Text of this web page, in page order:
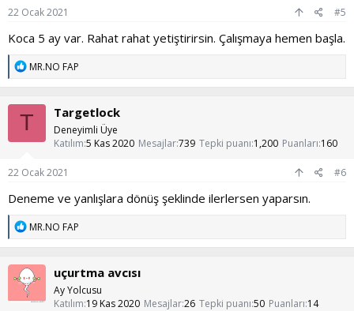
22 Ocak 2021 #5
Koca 5 ay var. Rahat rahat yetiştirirsin. Çalışmaya hemen başla.
T
p
k
i
e
MR.NO FAP
T Targetlock
Deneyimli Üye
Katılım 5 Kas 2020 Mesajlar739 Tepki puanı 1,200 Puanları 160
22 Ocak 2021 #6
Deneme ve yanlışlara dönüş şeklinde ilerlersen yaparsın.
T
p
k
i
l
e
MR.NO FAP
uçurtma avcısı
Ay Yolcusu
Katılım 19 Kas 2020 Mesajlar26 Tepki puanı 50 Puanları 14